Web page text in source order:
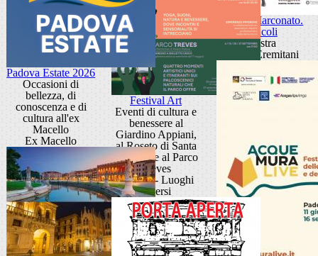
Sandra Marconato.
Oracoli
Mostra
Museo Eremitani
Festival Art
Eventi di cultura e
benessere al
Giardino Appiani,
al Roseto di Santa
Giustina e al Parco
Treves
Padova - Luoghi
diversi
Padova Estate 2026
Occasioni di
bellezza, di
conoscenza e di
cultura all'ex
Macello
Ex Macello